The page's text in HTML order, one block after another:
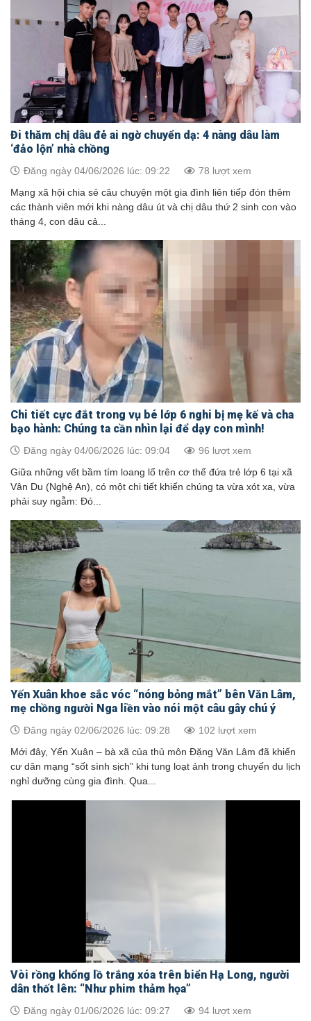
Đi thăm chị dâu đẻ ai ngờ chuyển dạ: 4 nàng dâu làm
‘đảo lộn’ nhà chồng
Đăng ngày 04/06/2026 lúc: 09:22 78 lượt xem
Mạng xã hội chia sẻ câu chuyện một gia đình liên tiếp đón thêm
các thành viên mới khi nàng dâu út và chị dâu thứ 2 sinh con vào
tháng 4, con dâu cả...
Chi tiết cực đắt trong vụ bé lớp 6 nghi bị mẹ kế và cha
bạo hành: Chúng ta cần nhìn lại để dạy con mình!
Đăng ngày 04/06/2026 lúc: 09:04 96 lượt xem
Giữa những vết bầm tím loang lổ trên cơ thể đứa trẻ lớp 6 tại xã
Vân Du (Nghệ An), có một chi tiết khiến chúng ta vừa xót xa, vừa
phải suy ngẫm: Đó...
Yến Xuân khoe sắc vóc “nóng bỏng mắt” bên Văn Lâm,
mẹ chồng người Nga liền vào nói một câu gây chú ý
Đăng ngày 02/06/2026 lúc: 09:28 102 lượt xem
Mới đây, Yến Xuân – bà xã của thủ môn Đặng Văn Lâm đã khiến
cư dân mạng “sốt sình sịch” khi tung loạt ảnh trong chuyến du lịch
nghỉ dưỡng cùng gia đình. Qua...
Vòi rồng khổng lồ trắng xóa trên biển Hạ Long, người
dân thốt lên: “Như phim thảm họa”
Đăng ngày 01/06/2026 lúc: 09:27 94 lượt xem